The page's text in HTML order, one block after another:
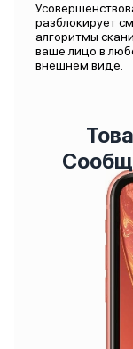
разблокирует
алгоритмы
ваше лицо в
внешнем виде.